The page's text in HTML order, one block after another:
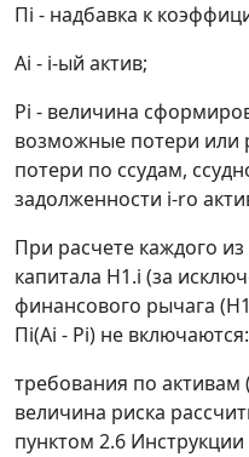
Пi - надбавка к
Ai - i-ый актив;
Pi - величина
возможные потери или
потери по ссудам,
задолженности i-ro
При расчете каждого
капитала H1.i (за
финансового рычага
Пi(Ai - Pi) не включаются:
требования по активам
величина риска
пунктом 2.6